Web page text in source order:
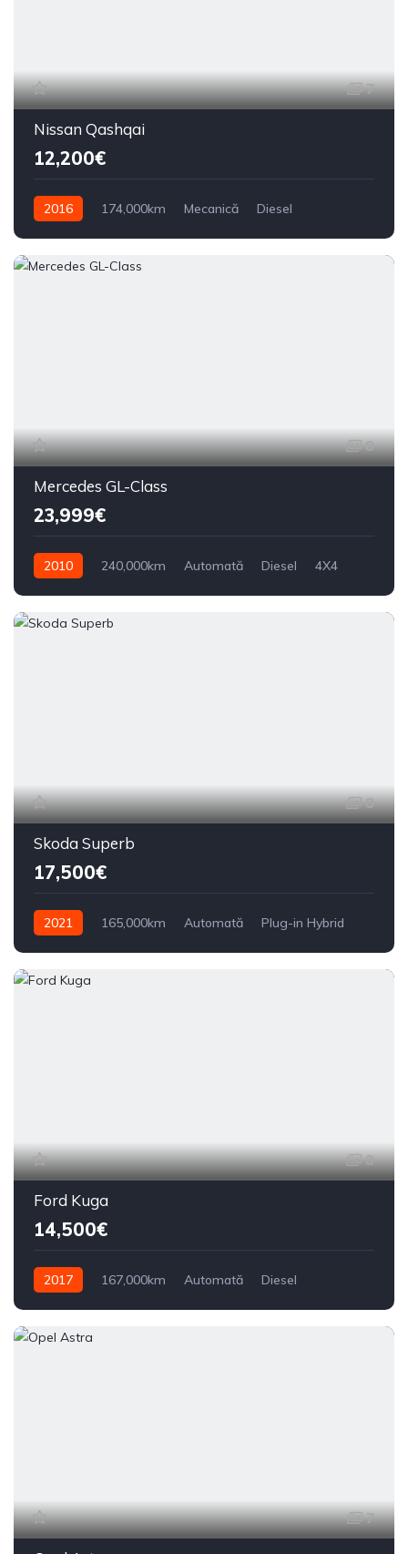
7
Nissan Qashqai
12,200€
2016 174,000km Mecanică
Diesel
8
Mercedes GL-Class
23,999€
2010 240,000km Automată Diesel 4X4
8
Skoda Superb
17,500€
2021 165,000km Automată
Plug-in Hybrid
8
Ford Kuga
14,500€
2017 167,000km Automată
Diesel
7